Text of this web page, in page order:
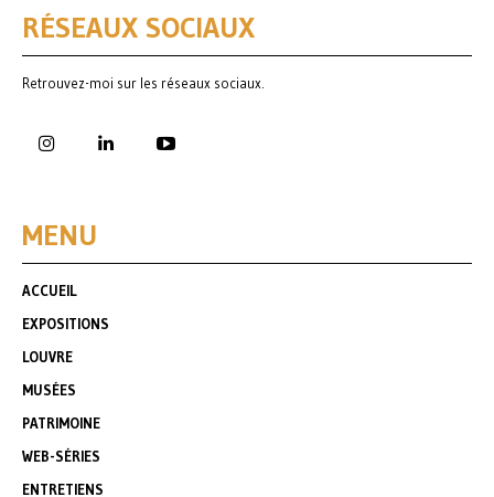
RÉSEAUX SOCIAUX
Retrouvez-moi sur les réseaux sociaux.
MENU
ACCUEIL
EXPOSITIONS
LOUVRE
MUSÉES
PATRIMOINE
WEB-SÉRIES
ENTRETIENS